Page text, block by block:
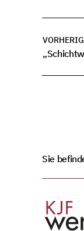
Sie